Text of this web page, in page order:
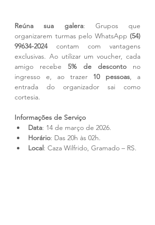
Reúna sua galera: Grupos que
organizarem turmas pelo WhatsApp (54)
99634-2024 contam com vantagens
exclusivas. Ao utilizar um voucher, cada
amigo recebe 5% de desconto no
ingresso e, ao trazer 10 pessoas, a
entrada do organizador sai como
cortesia.
Informações de Serviço
Data: 14 de março de 2026.
Horário: Das 20h às 02h.
Local: Caza Wilfrido, Gramado – RS.